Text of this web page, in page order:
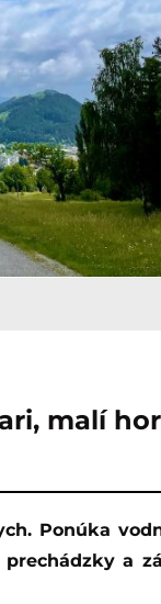
malí
a